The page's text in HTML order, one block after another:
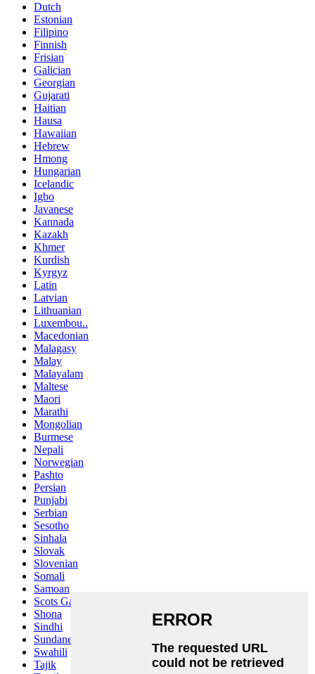
Dutch
Estonian
Filipino
Finnish
Frisian
Galician
Georgian
Gujarati
Haitian
Hausa
Hawaiian
Hebrew
Hmong
Hungarian
Icelandic
Igbo
Javanese
Kannada
Kazakh
Khmer
Kurdish
Kyrgyz
Latin
Latvian
Lithuanian
Luxembou..
Macedonian
Malagasy
Malay
Malayalam
Maltese
Maori
Marathi
Mongolian
Burmese
Nepali
Norwegian
Pashto
Persian
Punjabi
Serbian
Sesotho
Sinhala
Slovak
Slovenian
Somali
Samoan
Scots Gaelic
Shona
Sindhi
Sundanese
Swahili
Tajik